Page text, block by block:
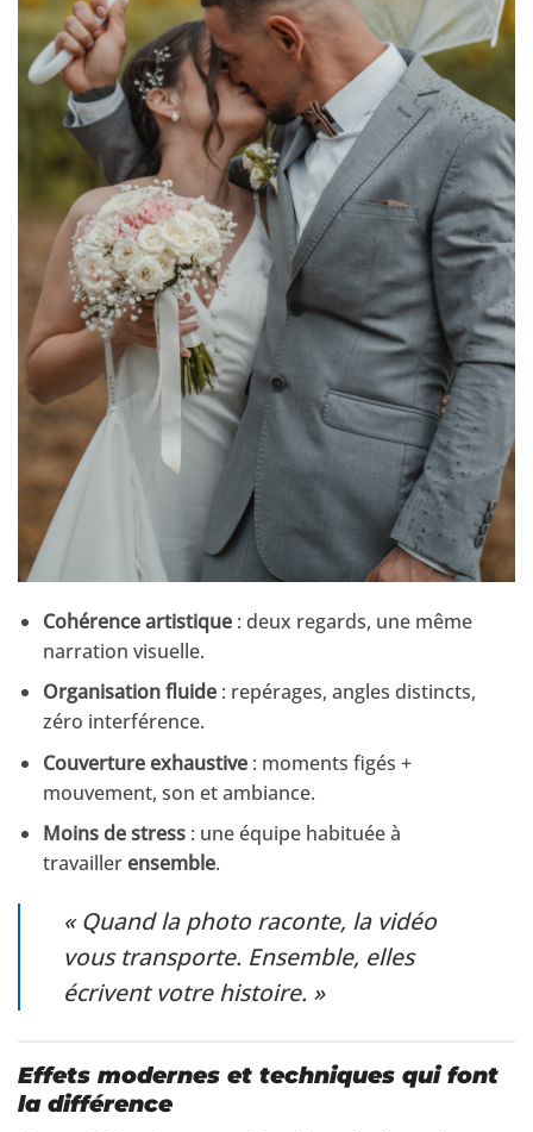
Cohérence artistique: deux regards, une même
narration visuelle.
Organisation fluide: repérages, angles distincts,
zéro interférence.
Couverture exhaustive: moments figés +
mouvement, son et ambiance.
Moins de stress: une équipe habituée à
travailler ensemble.
« Quand la photo raconte, la vidéo
vous transporte. Ensemble, elles
écrivent votre histoire. »
Effets modernes et techniques qui font
la différence